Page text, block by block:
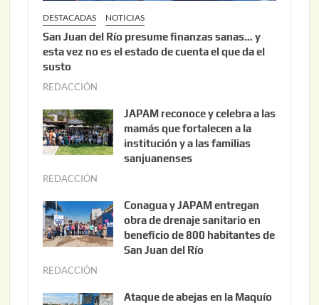
DESTACADAS NOTICIAS
San Juan del Río presume finanzas sanas… y
esta vez no es el estado de cuenta el que da el
susto
REDACCIÓN
o
s
t
,
2
0
JAPAM reconoce y celebra a las
mamás que fortalecen a la
institución y a las familias
sanjuanenses
REDACCIÓN
n
i
o
Conagua y JAPAM entregan
obra de drenaje sanitario en
beneficio de 800 habitantes de
San Juan del Río
REDACCIÓN
Ataque de abejas en la Maquío